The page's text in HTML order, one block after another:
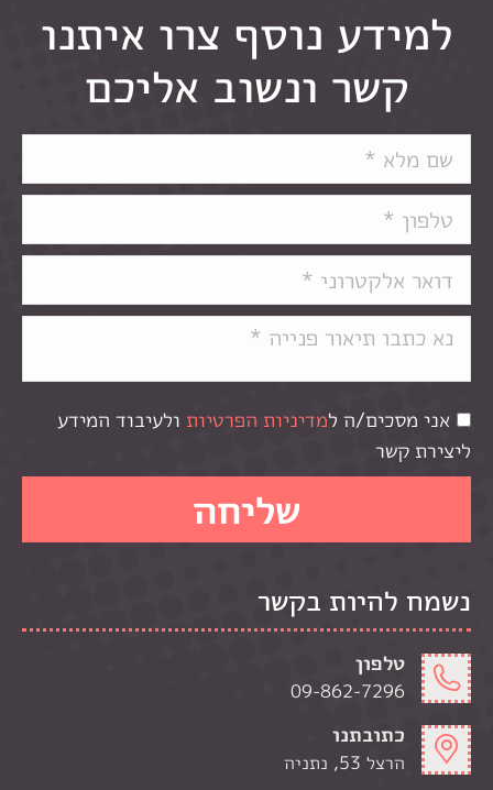
למידע נוסף צרו איתנו
קשר ונשוב אליכם
אני מסכים/ה למדיניות הפרטיות ולעיבוד המידע
ליצירת קשר
נשמח להיות בקשר
טלפון
09-862-7296
כתובתנו
הרצל 53, נתניה